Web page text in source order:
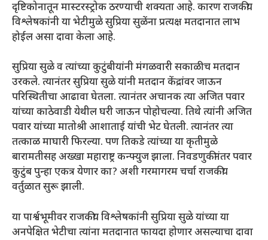
दृष्टिकोनातून मास्टरस्ट्रोक ठरण्याची शक्यता आहे. कारण राजकीय
विश्लेषकांनी या भेटीमुळे सुप्रिया सुळेंना प्रत्यक्ष मतदानात लाभ
होईल असा दावा केला आहे.
सुप्रिया सुळे व त्यांच्या कुटुंबीयांनी मंगळवारी सकाळीच मतदान
उरकले. त्यानंतर सुप्रिया सुळे यांनी मतदान केंद्रांवर जाऊन
परिस्थितीचा आढावा घेतला. त्यानंतर अचानक त्या अजित पवार
यांच्या काठेवाडी येथील घरी जाऊन पोहोचल्या. तिथे त्यांनी अजित
पवार यांच्या मातोश्री आशाताई यांची भेट घेतली. त्यानंतर त्या
तत्काळ माघारी फिरल्या. पण तिकडे त्यांच्या या कृतीमुळे
बारामतीसह अख्खा महाराष्ट्र कन्फ्युज झाला. निवडणुकीनंतर पवार
कुटुंब पुन्हा एकत्र येणार का? अशी गरमागरम चर्चा राजकीय
वर्तुळात सुरू झाली.
या पार्श्वभूमीवर राजकीय विश्लेषकांनी सुप्रिया सुळे यांच्या या
अनपेक्षित भेटीचा त्यांना मतदानात फायदा होणार असल्याचा दावा